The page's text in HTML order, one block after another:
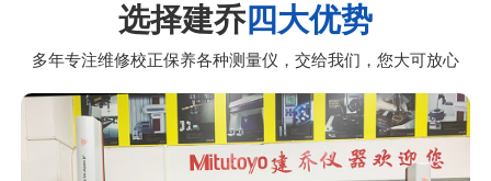
选择建乔四大优势
多年专注维修校正保养各种测量仪，交给我们，您大可放心